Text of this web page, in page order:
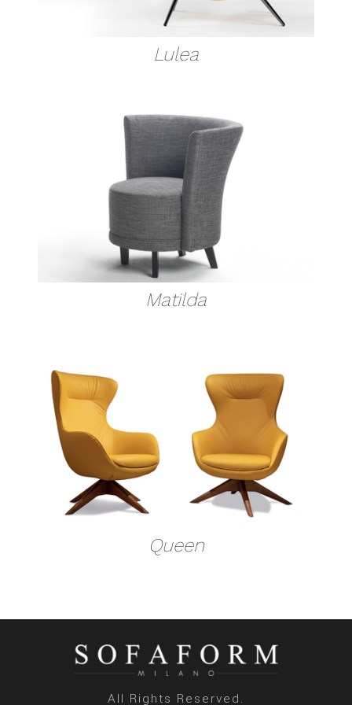
Lulea
Matilda
Queen
All Rights Reserved.